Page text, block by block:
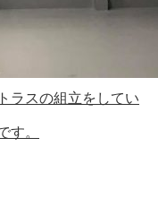
ラスの組立をしてい
す。